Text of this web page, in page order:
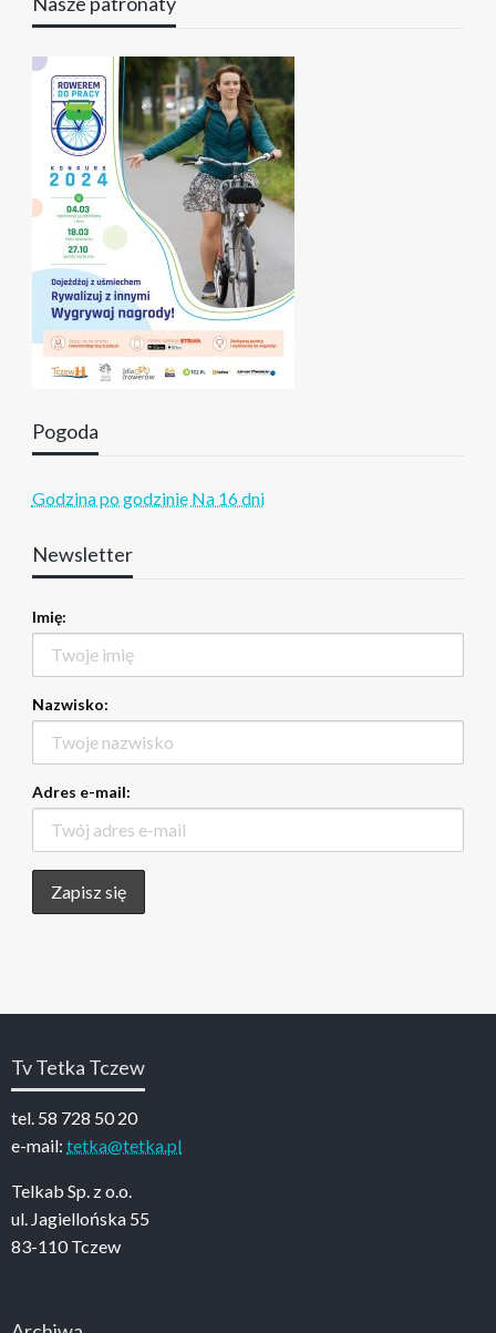
Pogoda
Godzina po godzinie Na 16 dni
Newsletter
Imię:
Nazwisko:
Adres e-mail:
Tv Tetka Tczew
tel. 58 728 50 20
e-mail: tetka@tetka.pl
Telkab Sp. z o.o.
ul. Jagiellońska 55
83-110 Tczew